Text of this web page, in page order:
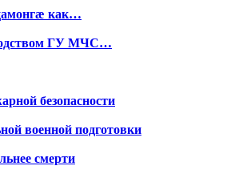
как…
ГУ МЧС…
безопасности
военной подготовки
смерти